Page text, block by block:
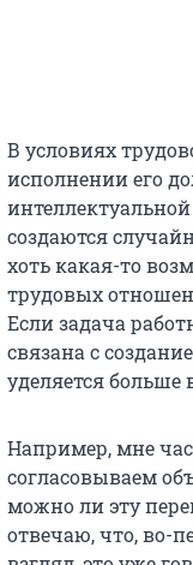
В условиях
исполнении его
создаются
хоть какая-то
трудовых
Если задача
связана с
уделяется
Например, мне
согласовываем
можно ли эту
отвечаю, что, во-